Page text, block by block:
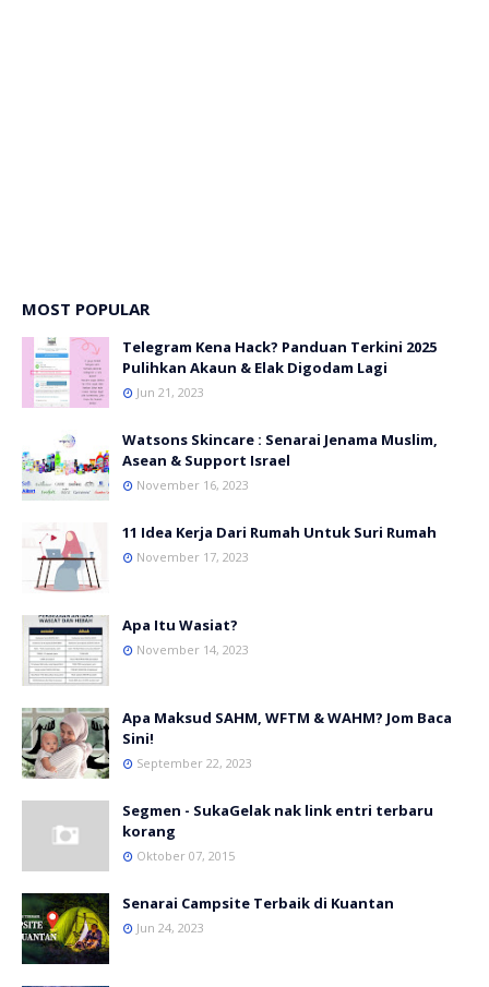
MOST POPULAR
Telegram Kena Hack? Panduan Terkini 2025
Pulihkan Akaun & Elak Digodam Lagi
Jun 21, 2023
Watsons Skincare : Senarai Jenama Muslim,
Asean & Support Israel
November 16, 2023
11 Idea Kerja Dari Rumah Untuk Suri Rumah
November 17, 2023
Apa Itu Wasiat?
November 14, 2023
Apa Maksud SAHM, WFTM & WAHM? Jom Baca
Sini!
September 22, 2023
Segmen - SukaGelak nak link entri terbaru
korang
Oktober 07, 2015
Senarai Campsite Terbaik di Kuantan
Jun 24, 2023